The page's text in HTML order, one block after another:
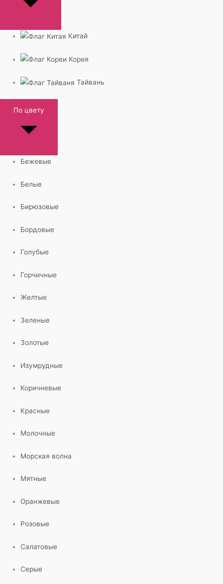
Китай
Корея
Тайвань
По цвету
Бежевые
Белые
Бирюзовые
Бордовые
Голубые
Горчичные
Желтые
Зеленые
Золотые
Изумрудные
Коричневые
Красные
Молочные
Морская волна
Мятные
Оранжевые
Розовые
Салатовые
Серые